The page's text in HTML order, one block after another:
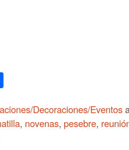
Decoraciones/Eventos
, novenas, pesebre,